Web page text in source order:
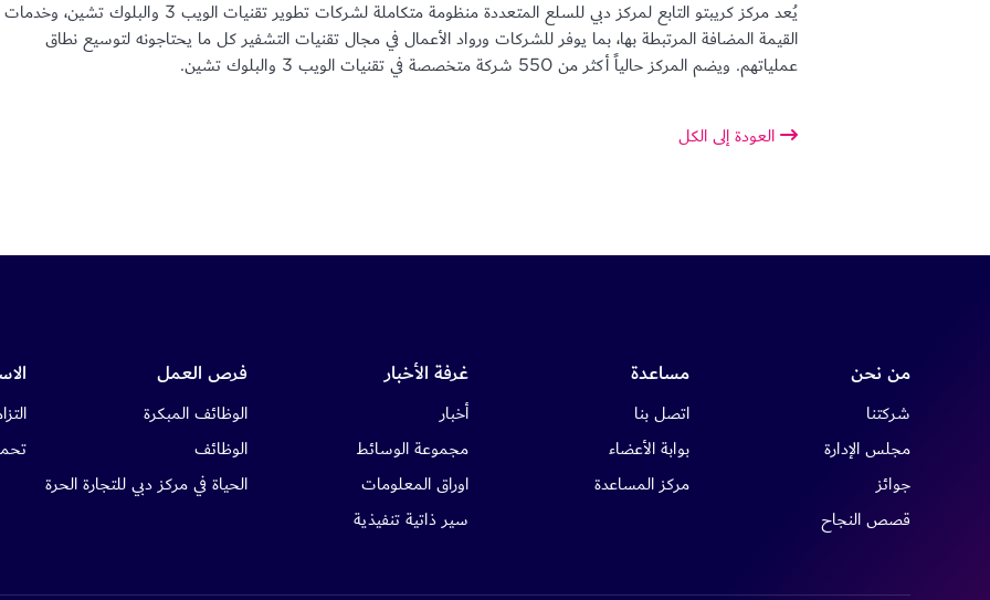
يُعد مركز كريبتو التابع لمركز دبي للسلع المتعددة منظومة متكاملة لشركات تطوير تقنيات الويب 3 والبلوك تشين، وخدمات
القيمة المضافة المرتبطة بها، بما يوفر للشركات ورواد الأعمال في مجال تقنيات التشفير كل ما يحتاجونه لتوسيع نطاق
عملياتهم. ويضم المركز حالياً أكثر من 550 شركة متخصصة في تقنيات الويب 3 والبلوك تشين.
العودة إلى الكل
من نحن
شركتنا
مجلس الإدارة
جوائز
قصص النجاح
مساعدة
اتصل بنا
بوابة الأعضاء
مركز المساعدة
غرفة الأخبار
أخبار
مجموعة الوسائط
اوراق المعلومات
سير ذاتية تنفيذية
فرص العمل
الوظائف المبكرة
الوظائف
الحياة في مركز دبي للتجارة الحرة